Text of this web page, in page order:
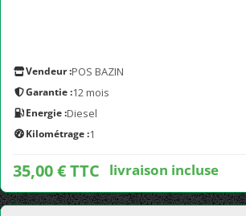
Vendeur :POS BAZIN
Garantie :12 mois
Energie :Diesel
Kilométrage :1
35,00 € TTC livraison incluse